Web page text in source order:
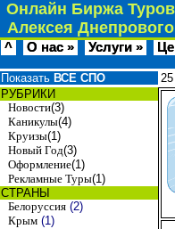
Онлайн Биржа Туров
Алексея Днепрового
^ О нас » Услуги »
Показать ВСЕ СПО
РУБРИКИ
Новости(3)
Каникулы(4)
Круизы(1)
Новый Год(3)
Оформление(1)
Рекламные Туры(1)
СТРАНЫ
Белоруссия (2)
Крым (1)